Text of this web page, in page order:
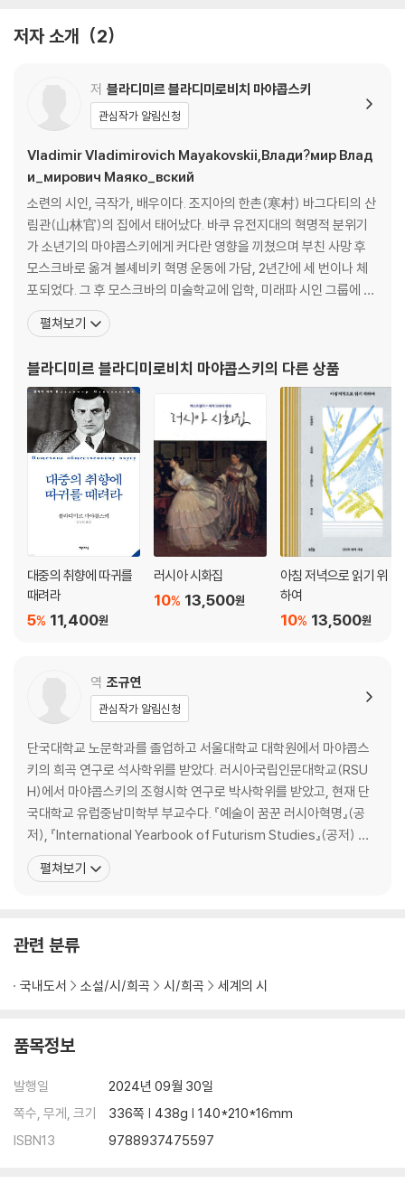
나 29
피로 때문에 36
우리는 38
갖은 소음들 39
도시 대지옥 40
자, 받으시오! 41
그들은 아무것도 이해하지 못하네 42
자동차 안에서 43
멋쟁이의 재킷 44
들어 보라! 45
또다시 페테르부르크 49
2부 전쟁의 노래
전쟁이 선포됐다 53
엄마, 그리고 독일인들이 살해한 저녁 55
바이올린과 약간의 신경과민 58
나와 나폴레옹 61
바지 입은 구름 67
척추 플루트 69
당신들에게! 70
과학자에게 바치는 찬가 75
그렇게 나는 개가 되었다 78
모든 것에 부쳐 87
릴리치카! - 편지를 대신한 시 95
싫증 99
암흑 103
이튿날 107
작가가 사랑하는 자신에게 바치는 글 110
마지막 페테르부르크 동화 114
러시아에게 117
작가 동지들 119
3부 혁명의 시, 시의 혁명
우리의 행진 127
먹구름 조각 129
혁명의 송가 133
기뻐하긴 이르다 138
노동자 시인 141
전우의 안부를 전하며, 마야콥스키 149
저자 소개 2
저 블라디미르 블라디미로비치 마야콥스키
관심작가 알림신청
Vladimir Vladimirovich Mayakovskii,Влади?мир Влад
и_мирович Маяко_вский
소련의 시인, 극작가, 배우이다. 조지아의 한촌(寒村) 바그다티의 산
림관(山林官)의 집에서 태어났다. 바쿠 유전지대의 혁명적 분위기
가 소년기의 마야콥스키에게 커다란 영향을 끼쳤으며 부친 사망 후
모스크바로 옮겨 볼셰비키 혁명 운동에 가담, 2년간에 세 번이나 체
포되었다. 그 후 모스크바의 미술학교에 입학, 미래파 시인 그룹에 속
하면서 과거의 문학유산 및 부르주아 문학의 전통에 철저한 반항을
보였다. 노란빛 자켓을 허리 아래까지 내려뜨려 사람들을 몹시 놀라
「바지를 입은 구름」(1915)이나 「등뼈로 만든 플롯」(1916
펼쳐보기
블라디미르 블라디미로비치 마야콥스키 의 다른 상품
대중의 취향에 따귀를
때려라
11,400원
5%
러시아 시화집
13,500원
10%
아침 저녁으로 읽기 위
하여
13,500원
10%
역 조규연
관심작가 알림신청
단국대학교 노문학과를 졸업하고 서울대학교 대학원에서 마야콥스
키의 희곡 연구로 석사학위를 받았다. 러시아국립인문대학교(RSU
H)에서 마야콥스키의 조형시학 연구로 박사학위를 받았고, 현재 단
국대학교 유럽중남미학부 부교수다. 『예술이 꿈꾼 러시아혁명』(공
저), 『International Yearbook of Futurism Studies』(공저) 등
마야콥스키와 러시아 미래주의 시학에 관한 저서를 집필했고, 주요
논문으로는 「시적 장르로서의 마야콥스키의 책 예술」, 「문학의 계승
펼쳐보기
관련 분류
국내도서 소설/시/희곡 시/희곡 세계의 시
품목정보
발행일
2024년 09월 30일
쪽수, 무게, 크기
336쪽 | 438g | 140*210*16mm
ISBN13
9788937475597